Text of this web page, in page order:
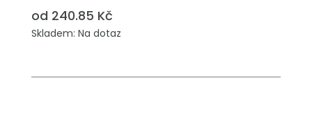
od 240.85 Kč
Skladem: Na dotaz